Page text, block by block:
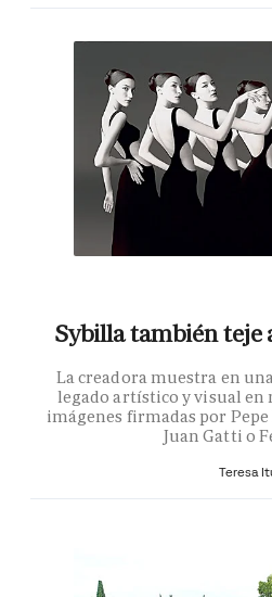
Sybilla también teje
La creadora muestra en
legado artístico y visual en
imágenes firmadas por
Juan Gatti o
Teresa